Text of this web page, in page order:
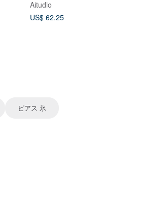
Aitudio
US$ 62.25
ピアス 氷